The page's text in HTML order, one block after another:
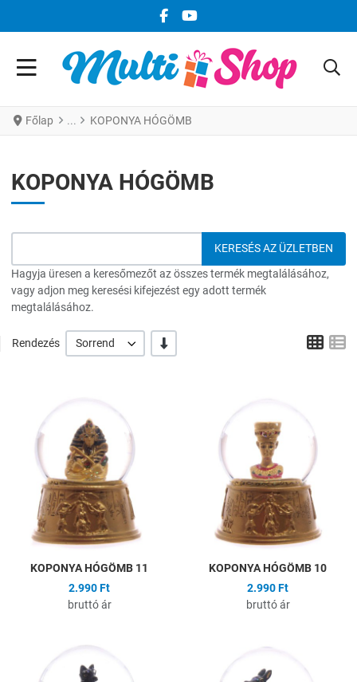
FACEBOOK KÖZÖSSÉGI LINK
YOUTUBE KÖZÖSSÉGI LINK
Főlap KOPONYA HÓGÖMB
KOPONYA HÓGÖMB
Hagyja üresen a keresőmezőt az összes termék megtalálásához,
vagy adjon meg keresési kifejezést egy adott termék
megtalálásához.
Rendezés Sorrend -/+ Grid
Összehasonlítás
Gyors nézet
KOPONYA HÓGÖMB 11
2.990 Ft
bruttó ár
KOPONYA HÓGÖMB 10
2.990 Ft
bruttó ár